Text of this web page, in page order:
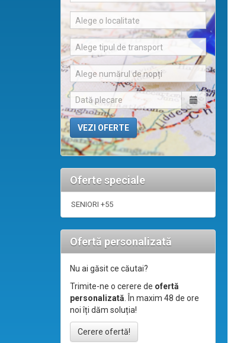
Alege o localitate
Alege tipul de transport
Alege numărul de nopți
Oferte speciale
SENIORI +55
Ofertă personalizată
Nu ai găsit ce căutai?
Trimite-ne o cerere de ofertă
personalizată. În maxim 48 de ore
noi îți dăm soluția!
Cerere ofertă!